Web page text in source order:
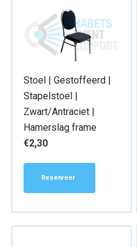
Stoel | Gestoffeerd |
Stapelstoel |
Zwart/Antraciet |
Hamerslag frame
€2,30
Reserveer